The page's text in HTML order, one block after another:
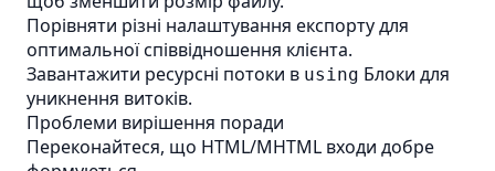
Порівняти різні налаштування експорту для
оптимальної співвідношення клієнта.
Завантажити ресурсні потоки в using Блоки для
уникнення витоків.
Проблеми вирішення поради
Переконайтеся, що HTML/MHTML входи добре